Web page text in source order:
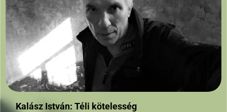
Kalász István: Téli kötelesség